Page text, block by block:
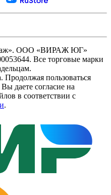
ООО «ВИРАЖ ЮГ»
Все торговые марки
Продолжая пользоваться
даете согласие на
в соответствии с
.